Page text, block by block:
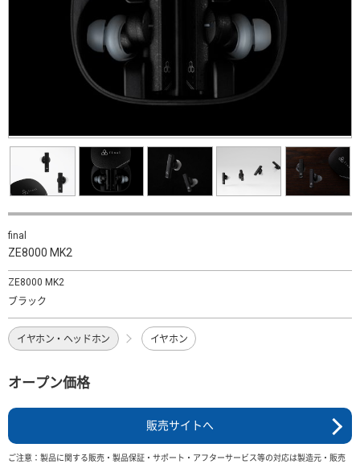
final
ZE8000 MK2
ZE8000 MK2
ブラック
イヤホン・ヘッドホン イヤホン
オープン価格
販売サイトへ
ご注意：製品に関する販売・製品保証・サポート・アフターサービス等の対応は製造元・販売